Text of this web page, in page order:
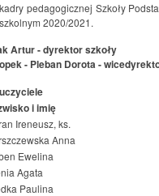
pedagogicznej Szkoły
2020/2021.
Artur - dyrektor szkoły
- Pleban Dorota -
i imię
Ireneusz, ks.
Anna
Ewelina
Agata
Paulina